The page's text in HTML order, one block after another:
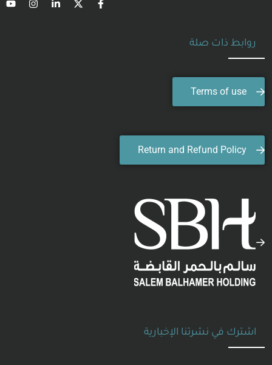
روابط ذات صلة
Terms of use
Return and Refund Policy
اشترك في نشرتنا الإخبارية